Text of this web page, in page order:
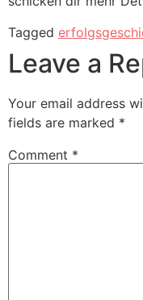
Tagged
Leave a
Your email address
fields are marked *
Comment *